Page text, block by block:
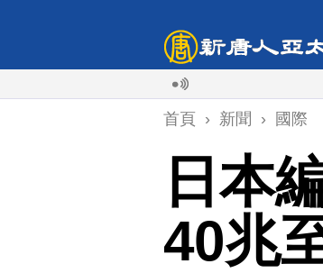
首頁 › 新聞 › 國際
日本
40兆